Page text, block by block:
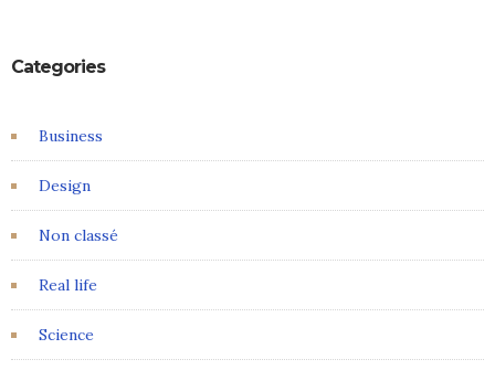
Categories
Business
Design
Non classé
Real life
Science